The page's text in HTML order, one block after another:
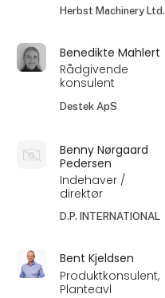
Herbst Machinery Ltd.
Benedikte Mahlert
Rådgivende
konsulent
Destek ApS
Benny Nørgaard
Pedersen
Indehaver /
direktør
D.P. INTERNATIONAL
Bent Kjeldsen
Produktkonsulent,
Planteavl